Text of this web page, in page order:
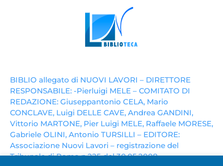
BIBLIO allegato di NUOVI LAVORI – DIRETTORE
RESPONSABILE: -Pierluigi MELE – COMITATO DI
REDAZIONE: Giuseppantonio CELA, Mario
CONCLAVE, Luigi DELLE CAVE, Andrea GANDINI,
Vittorio MARTONE, Pier Luigi MELE, Raffaele MORESE,
Gabriele OLINI, Antonio TURSILLI – EDITORE:
Associazione Nuovi Lavori – registrazione del
Tribunale di Roma n.225 del 30.05.2008